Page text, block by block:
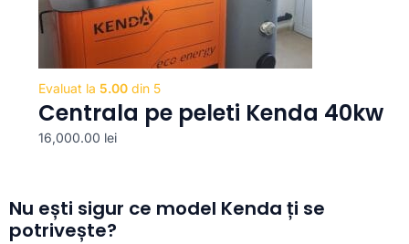
Evaluat la 5.00 din 5
Centrala pe peleti Kenda 40kw
16,000.00 lei
Nu ești sigur ce model Kenda ți se
potrivește?